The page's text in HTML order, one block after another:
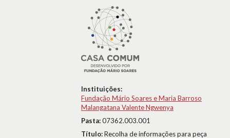
Instituições:
Fundação Mário Soares e Maria Barroso
Malangatana Valente Ngwenya
Pasta:07362.003.001
Título:Recolha de informações para peça